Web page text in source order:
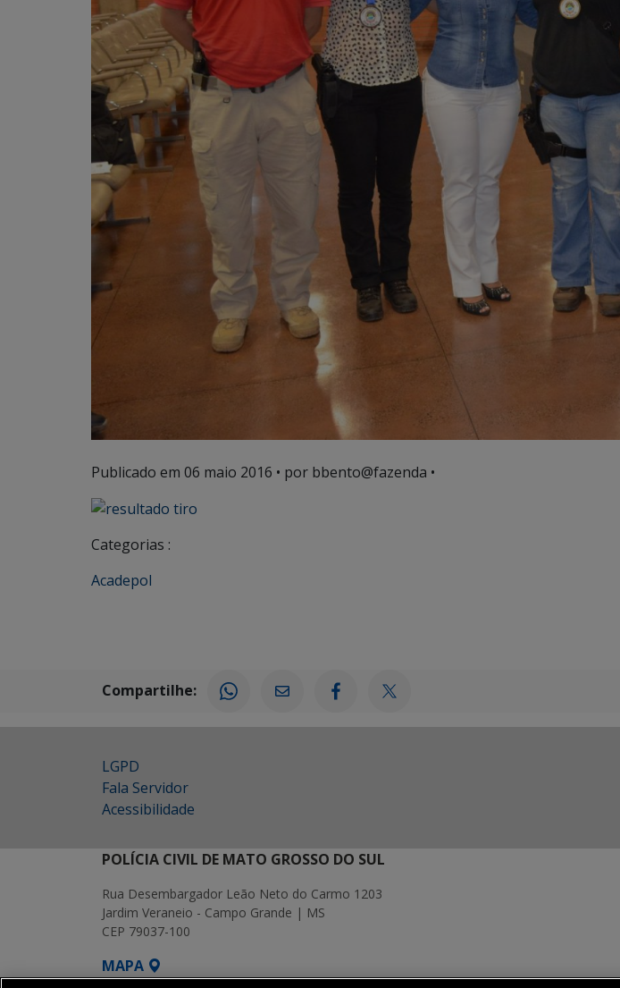
Publicado em 06 maio 2016 • por bbento@fazenda •
Categorias :
Acadepol
Compartilhe:
LGPD
Fala Servidor
Acessibilidade
POLÍCIA CIVIL DE MATO GROSSO DO SUL
Rua Desembargador Leão Neto do Carmo 1203
Jardim Veraneio - Campo Grande | MS
CEP 79037-100
MAPA